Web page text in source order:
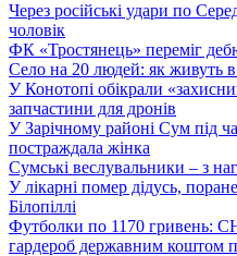
Через російські удари по
чоловік
ФК «Тростянець» переміг
Село на 20 людей: як живуть
У Конотопі обікрали
запчастини для дронів
У Зарічному районі Сум під
постраждала жінка
Сумські веслувальники – з
У лікарні помер дідусь,
Білопіллі
Футболки по 1170 гривень:
гардероб державним коштом